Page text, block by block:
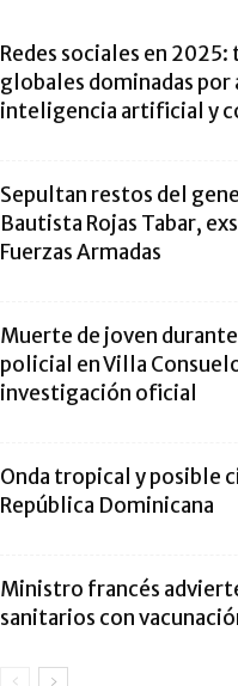
Redes sociales en 2025:
globales dominadas
inteligencia artificial y
Sepultan restos del
Bautista Rojas Tabar,
Fuerzas Armadas
Muerte de joven
policial en Villa
investigación oficial
Onda tropical y posible
República Dominicana
Ministro francés
sanitarios con